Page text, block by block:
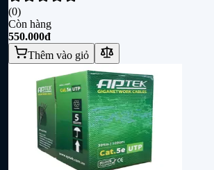
(0)
Còn hàng
550.000đ
Thêm vào giỏ